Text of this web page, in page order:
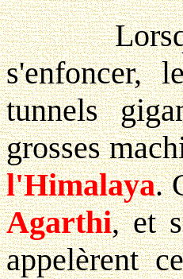
Lorsque
s'enfoncer,
tunnels
grosses
l'Himalaya.
Agarthi, et
appelèrent